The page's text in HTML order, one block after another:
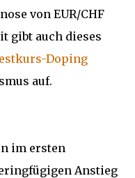
von EUR/CHF
gibt auch dieses
Doping
auf.
im ersten
Anstieg